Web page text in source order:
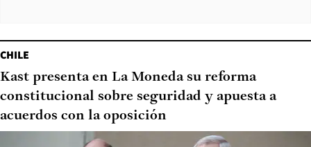
CHILE
Kast presenta en La Moneda su reforma
constitucional sobre seguridad y apuesta a
acuerdos con la oposición